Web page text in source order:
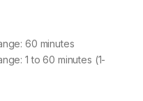
60 minutes
1 to 60 minutes (1-